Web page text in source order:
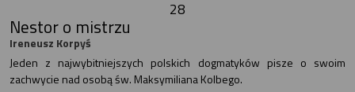
28
Nestor o mistrzu
Ireneusz Korpyś
Jeden z najwybitniejszych polskich dogmatyków pisze o swoim
zachwycie nad osobą św. Maksymiliana Kolbego.